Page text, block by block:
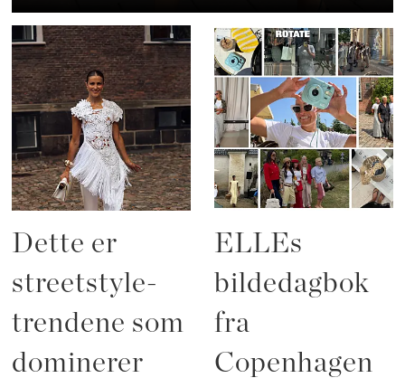
Dette er
streetstyle-
trendene som
dominerer
ELLEs
bildedagbok
fra
Copenhagen